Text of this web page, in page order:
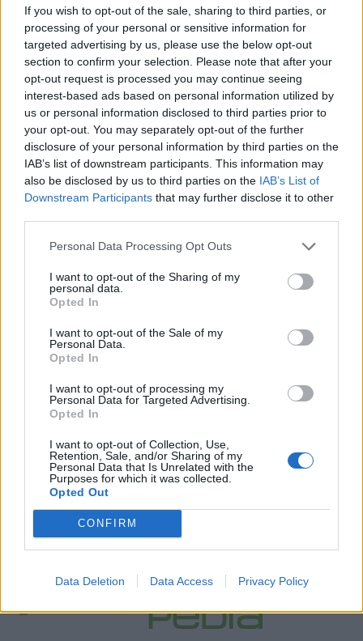
If you wish to opt-out of the sale, sharing to third parties, or
processing of your personal or sensitive information for
targeted advertising by us, please use the below opt-out
section to confirm your selection. Please note that after your
opt-out request is processed you may continue seeing
interest-based ads based on personal information utilized by
us or personal information disclosed to third parties prior to
your opt-out. You may separately opt-out of the further
disclosure of your personal information by third parties on the
IAB’s list of downstream participants. This information may
also be disclosed by us to third parties on the IAB’s List of
Downstream Participants that may further disclose it to other
Personal Data Processing Opt Outs
I want to opt-out of the Sharing of my
personal data.
Opted In
I want to opt-out of the Sale of my
Personal Data.
Opted In
I want to opt-out of processing my
Personal Data for Targeted Advertising.
Opted In
I want to opt-out of Collection, Use,
Retention, Sale, and/or Sharing of my
Personal Data that Is Unrelated with the
Purposes for which it was collected.
Opted Out
CONFIRM
Data Deletion Data Access Privacy Policy
θερμά την οικογένεια της εκλιπούσης η οποία στη
δύσκολη στιγμή της ζωής τους αποφάσισαν να
δώσουν ζωή και μία δεύτερη ευκαιρία να ζήσουν σε
κάποιους συνανθρώπους που περίμεναν αυτά τα
πολύτιμα δώρα που θα τους κρατήσουν στη ζωή.
Ευχαριστίες πολλές οφείλουμε και στο προσωπικό
μας όλων των ειδικοτήτων και των κατηγοριών που
εργάζεται με αφοσίωση και μεριμνά ώστε να μην
χάνονται οι ευκαιρίες διάσωσης κάποιων
πασχόντων. Το έργο τους είναι πολύτιμο και τους
ευχαριστούμε».
https://pelop.gr
φωτό: iStock
Facebook
Twitter